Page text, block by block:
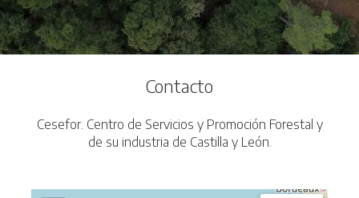
Contacto
Cesefor. Centro de Servicios y Promoción Forestal y
de su industria de Castilla y León.